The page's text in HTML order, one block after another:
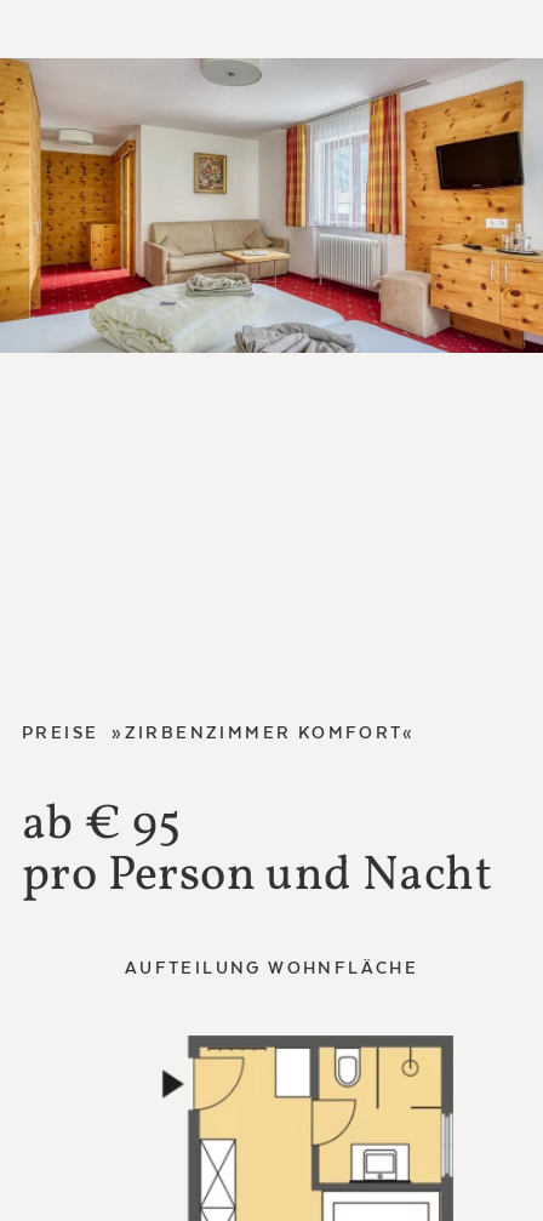
PREISE »ZIRBENZIMMER KOMFORT«
ab € 95
pro Person und Nacht
AUFTEILUNG WOHNFLÄCHE